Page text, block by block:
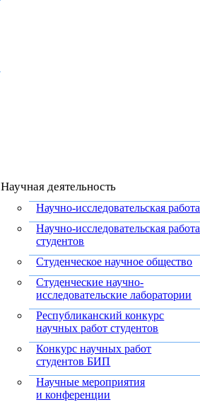
Научная деятельность
Научно-исследовательская работа
Научно-исследовательская работа
студентов
Студенческое научное общество
Студенческие научно-
исследовательские лаборатории
Республиканский конкурс
научных работ студентов
Конкурс научных работ
студентов БИП
Научные мероприятия
и конференции